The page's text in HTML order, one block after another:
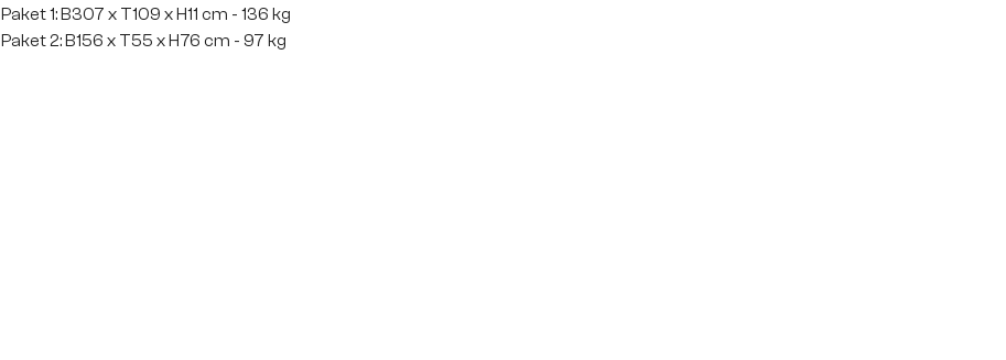
Paket 1: B307 x T109 x H11 cm - 136 kg
Paket 2: B156 x T55 x H76 cm - 97 kg